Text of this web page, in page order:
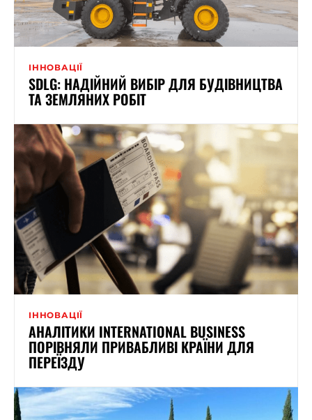
ІННОВАЦІЇ
SDLG: НАДІЙНИЙ ВИБІР ДЛЯ БУДІВНИЦТВА
ТА ЗЕМЛЯНИХ РОБІТ
ІННОВАЦІЇ
АНАЛІТИКИ INTERNATIONAL BUSINESS
ПОРІВНЯЛИ ПРИВАБЛИВІ КРАЇНИ ДЛЯ
ПЕРЕЇЗДУ